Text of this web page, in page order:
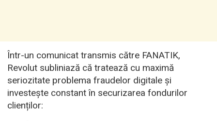
Într-un comunicat transmis către FANATIK,
Revolut subliniază că tratează cu maximă
seriozitate problema fraudelor digitale și
investește constant în securizarea fondurilor
clienților: